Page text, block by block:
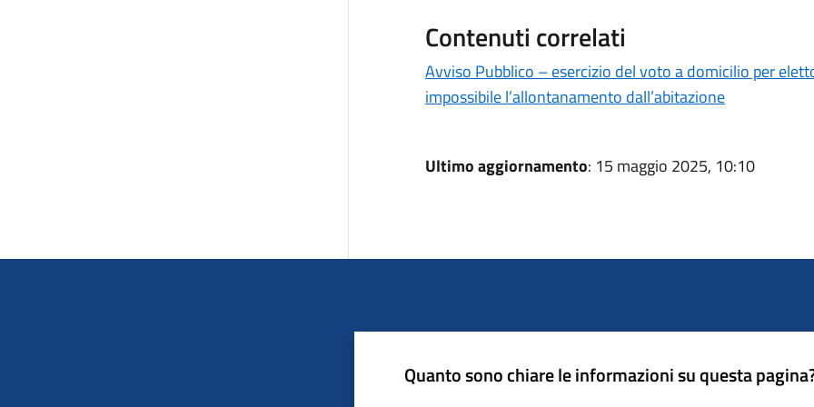
Contenuti correlati
Avviso Pubblico – esercizio del voto a domicilio per
impossibile l’allontanamento dall’abitazione
Ultimo aggiornamento: 15 maggio 2025, 10:10
Quanto sono chiare le informazioni su questa